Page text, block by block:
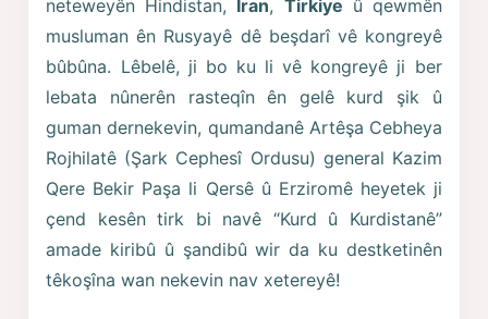
neteweyên Hindistan,Îran, Tirkiye û qewmên
musluman ên Rusyayê dê beşdarî vê kongreyê
bûbûna. Lêbelê, ji bo ku li vê kongreyê ji ber
lebata nûnerên rasteqîn ên gelê kurd şik û
guman dernekevin, qumandanê Artêşa Cebheya
Rojhilatê (Şark Cephesî Ordusu) general Kazim
Qere Bekir Paşa li Qersê û Erziromê heyetek ji
çend kesên tirk bi navê “Kurd û Kurdistanê”
amade kiribû û şandibû wir da ku destketinên
têkoşîna wan nekevin nav xetereyê!